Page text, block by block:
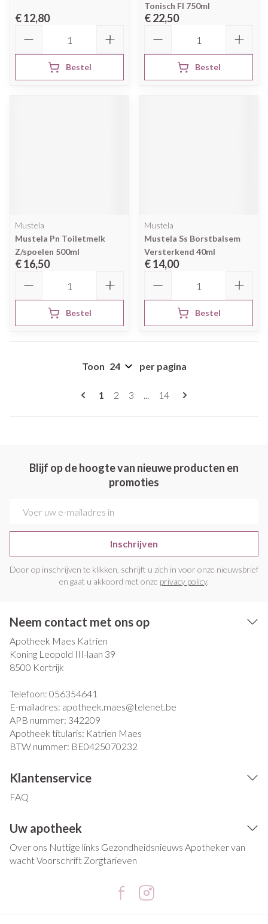
€ 12,80
Bestel
Tonisch Fl 750ml
€ 22,50
Bestel
Mustela
Mustela Pn Toiletmelk
Z/spoelen 500ml
€ 16,50
Bestel
Mustela
Mustela Ss Borstbalsem
Versterkend 40ml
€ 14,00
Bestel
Pagina's
U lees momenteel pagina
1 Pagina
2 Pagina
3 ... Pagina
14
Toon per pagina
Blijf op de hoogte van nieuwe producten en
promoties
Inschrijven
Door op inschrijven te klikken, schrijft u zich in voor onze nieuwsbrief
en gaat u akkoord met onze privacy policy.
Neem contact met ons op
Apotheek Maes Katrien
Koning Leopold III-laan 39
8500 Kortrijk
Telefoon: 056354641
E-mailadres: apotheek.maes@telenet.be
APB nummer: 342209
Apotheek titularis: Katrien Maes
BTW nummer: BE0425070232
Klantenservice
FAQ
Uw apotheek
Over ons Nuttige links Gezondheidsnieuws Apotheker van
wachtVoorschrift Zorgtarieven